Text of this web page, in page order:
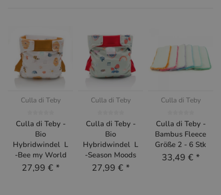
Culla di Teby
Culla di Teby -
Bio
Hybridwindel L
-Bee my World
27,99 € *
Culla di Teby
Culla di Teby -
Bio
Hybridwindel L
-Season Moods
27,99 € *
Culla di Teby
Culla di Teby -
Bambus Fleece
Größe 2 - 6 Stk
33,49 € *